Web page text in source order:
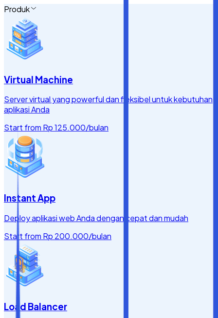
Produk
Virtual Machine
Server virtual yang powerful dan fleksibel untuk kebutuhan
aplikasi Anda
Start from Rp 125.000/bulan
Instant App
Deploy aplikasi web Anda dengan cepat dan mudah
Start from Rp 200.000/bulan
Load Balancer